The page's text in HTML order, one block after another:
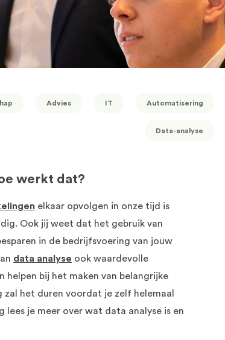
Advies IT Automatisering
Data-analyse
werkt dat?
elkaar opvolgen in onze tijd is
Ook jij weet dat het gebruik van
in de bedrijfsvoering van jouw
data analyse ook waardevolle
helpen bij het maken van belangrijke
zal het duren voordat je zelf helemaal
lees je meer over wat data analyse is en